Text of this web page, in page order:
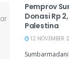
Pemprov
Donasi Rp
Palestina
12